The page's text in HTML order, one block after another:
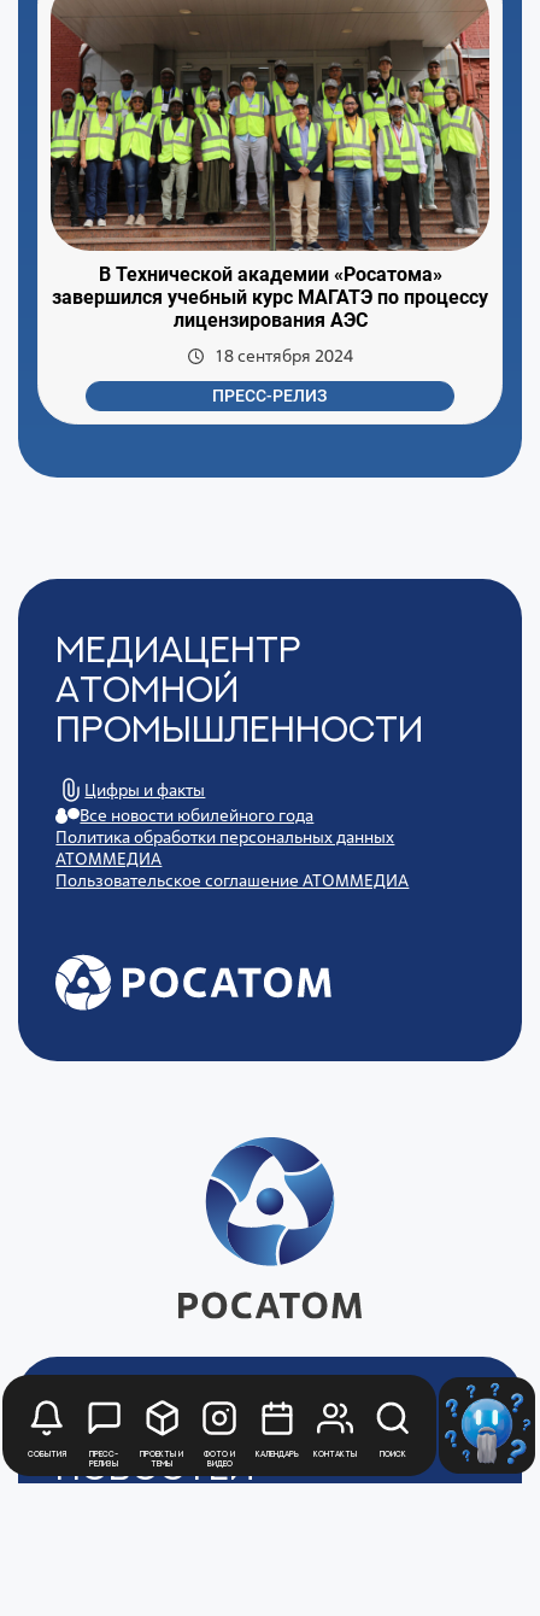
События
Пресс-
релизы
Проекты и
темы
Фото и
видео
Календарь Контакты Поиск
В Технической академии «Росатома»
завершился учебный курс МАГАТЭ по процессу
лицензирования АЭС
18 сентября 2024
ПРЕСС-РЕЛИЗ
Медиацентр
Атомной
Промышленности
Цифры и факты
Все новости юбилейного года
Политика обработки персональных данных
АТОММЕДИА
Пользовательское соглашение АТОММЕДИА
Будьте в курсе
новостей